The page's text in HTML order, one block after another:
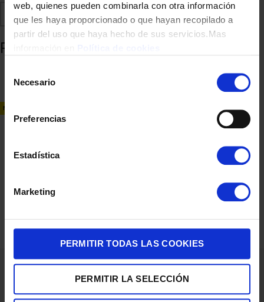
web, quienes pueden combinarla con otra información
que les haya proporcionado o que hayan recopilado a
partir del uso que haya hecho de sus servicios.Mas
Necesario
Preferencias
Estadística
Marketing
PERMITIR TODAS LAS COOKIES
PERMITIR LA SELECCIÓN
Añadir a favoritos
Productos relacionados
NUEVO
SMARTPHONE REALME 14T 5G 8/256 6,67″ OBSIDIAN BL
239,00€